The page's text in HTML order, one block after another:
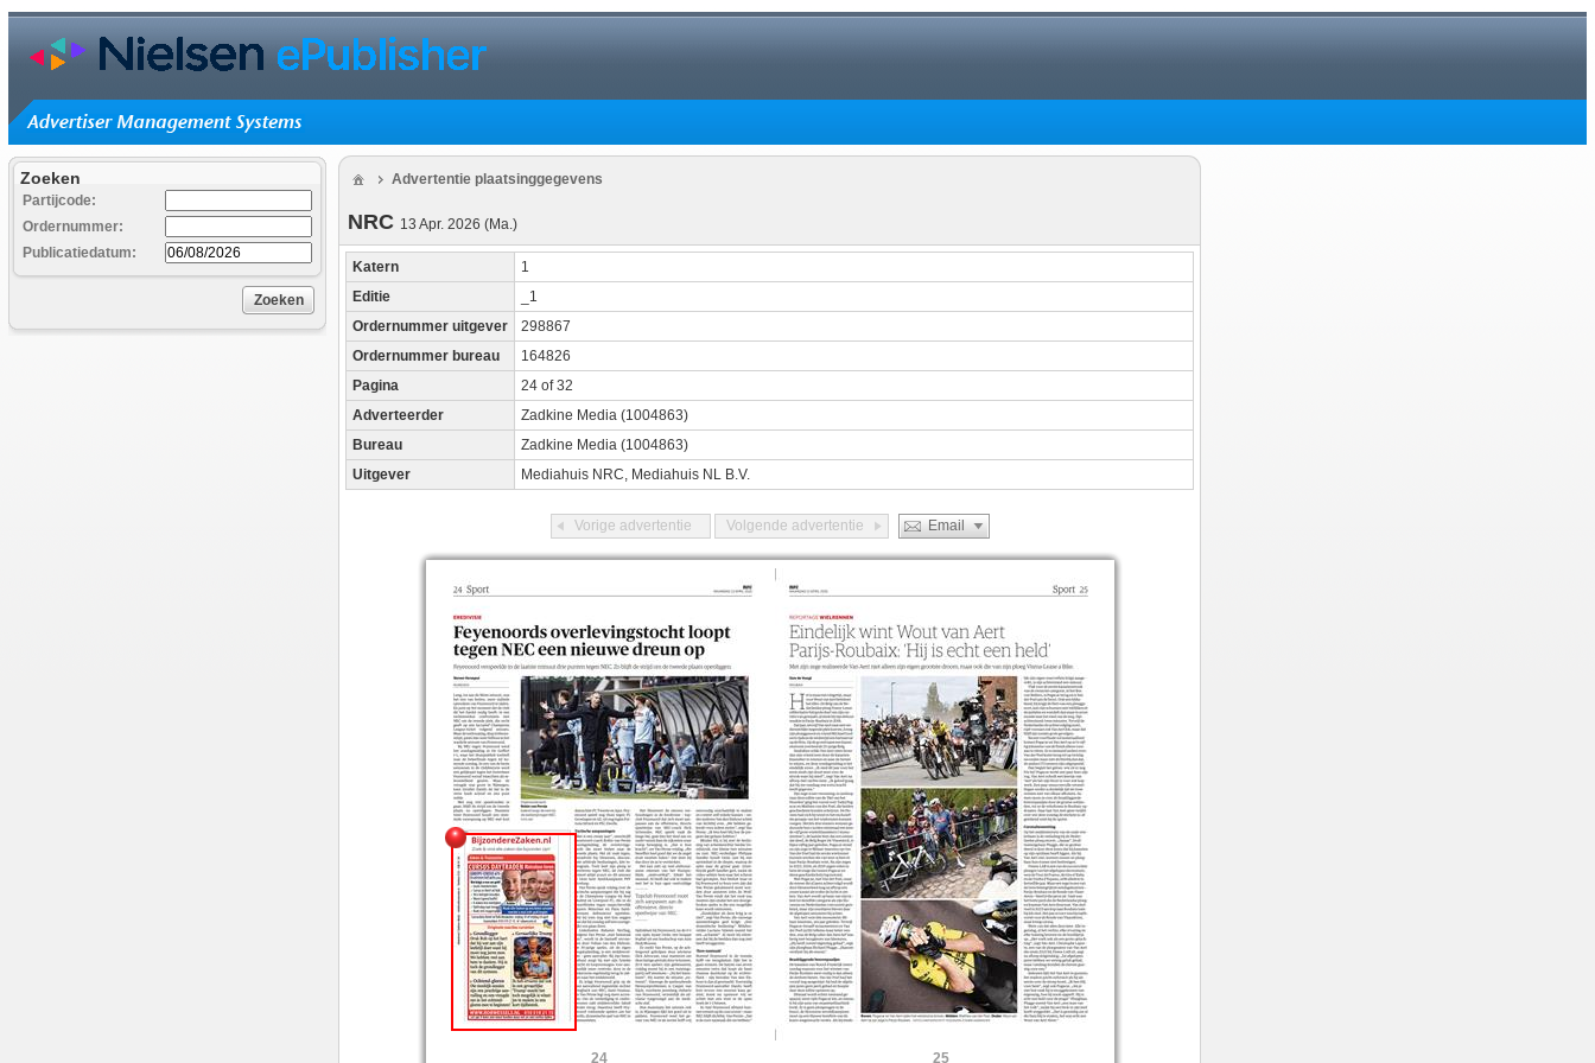
Zoeken
Partijcode:
Ordernummer:
Publicatiedatum:
Zoeken
Advertentie plaatsinggegevens
NRC 13 Apr. 2026 (Ma.)
Katern
1
Editie
_1
Ordernummer uitgever
298867
Ordernummer bureau
164826
Pagina
24 of 32
Adverteerder
Zadkine Media (1004863)
Bureau
Zadkine Media (1004863)
Uitgever
Mediahuis NRC, Mediahuis NL B.V.
Vorige advertentie Volgende advertentie Email
24 25